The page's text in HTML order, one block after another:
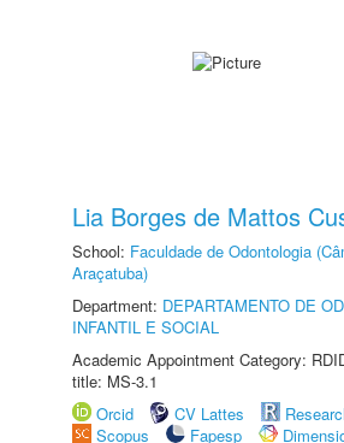
Lia Borges de Mattos
School: Faculdade de Odontologia
Araçatuba)
Department: DEPARTAMENTO DE
INFANTIL E SOCIAL
Academic Appointment Category:
title: MS-3.1
Orcid
CV Lattes
Scopus
Fapesp